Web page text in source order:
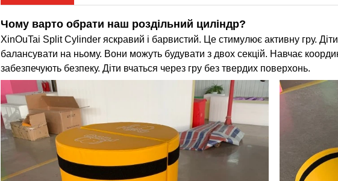
Чому варто обрати наш роздільний циліндр?
XinOuTai Split Cylinder яскравий і барвистий. Це стимулює активну гру.
балансувати на ньому. Вони можуть будувати з двох секцій. Навчає
забезпечують безпеку. Діти вчаться через гру без твердих поверхонь.